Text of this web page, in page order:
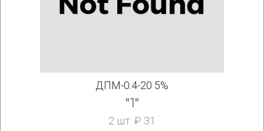
ДПМ-0.4-20 5%
"1"
2 шт. ₽ 31